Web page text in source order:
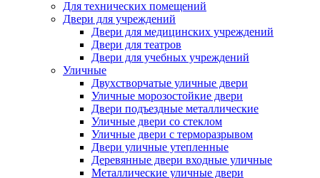
Для технических помещений
Двери для учреждений
Двери для медицинских учреждений
Двери для театров
Двери для учебных учреждений
Уличные
Двухстворчатые уличные двери
Уличные морозостойкие двери
Двери подъездные металлические
Уличные двери со стеклом
Уличные двери с терморазрывом
Двери уличные утепленные
Деревянные двери входные уличные
Металлические уличные двери